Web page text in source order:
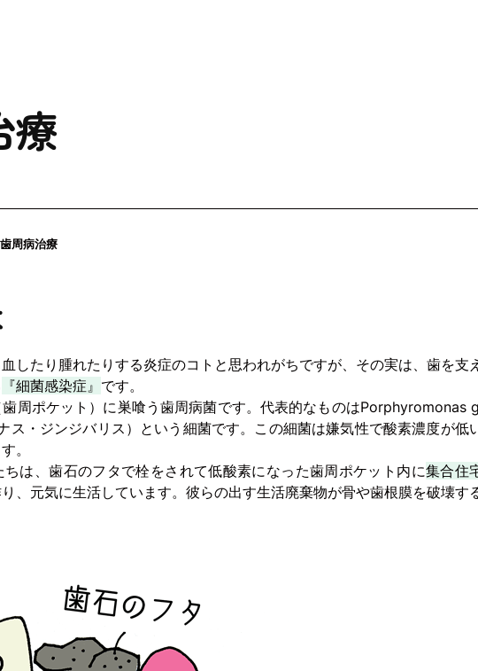
療
歯周病治療
したり腫れたりする炎症のコトと思われがちですが、その実は、歯を支え
『細菌感染症』 です。
周ポケット）に巣喰う歯周病菌です。代表的なものはPorphyromonas
ス・ジンジバリス）という細菌です。この細菌は嫌気性で酸素濃度が低
。
は、歯石のフタで栓をされて低酸素になった歯周ポケット内に集合住
、元気に生活しています。彼らの出す生活廃棄物が骨や歯根膜を破壊す